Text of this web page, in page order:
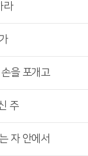
라
을 포개고
주
자 안에서